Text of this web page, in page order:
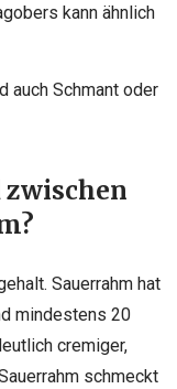
kann ähnlich
auch Schmant oder
zwischen
Sauerrahm hat
mindestens 20
cremiger,
schmeckt